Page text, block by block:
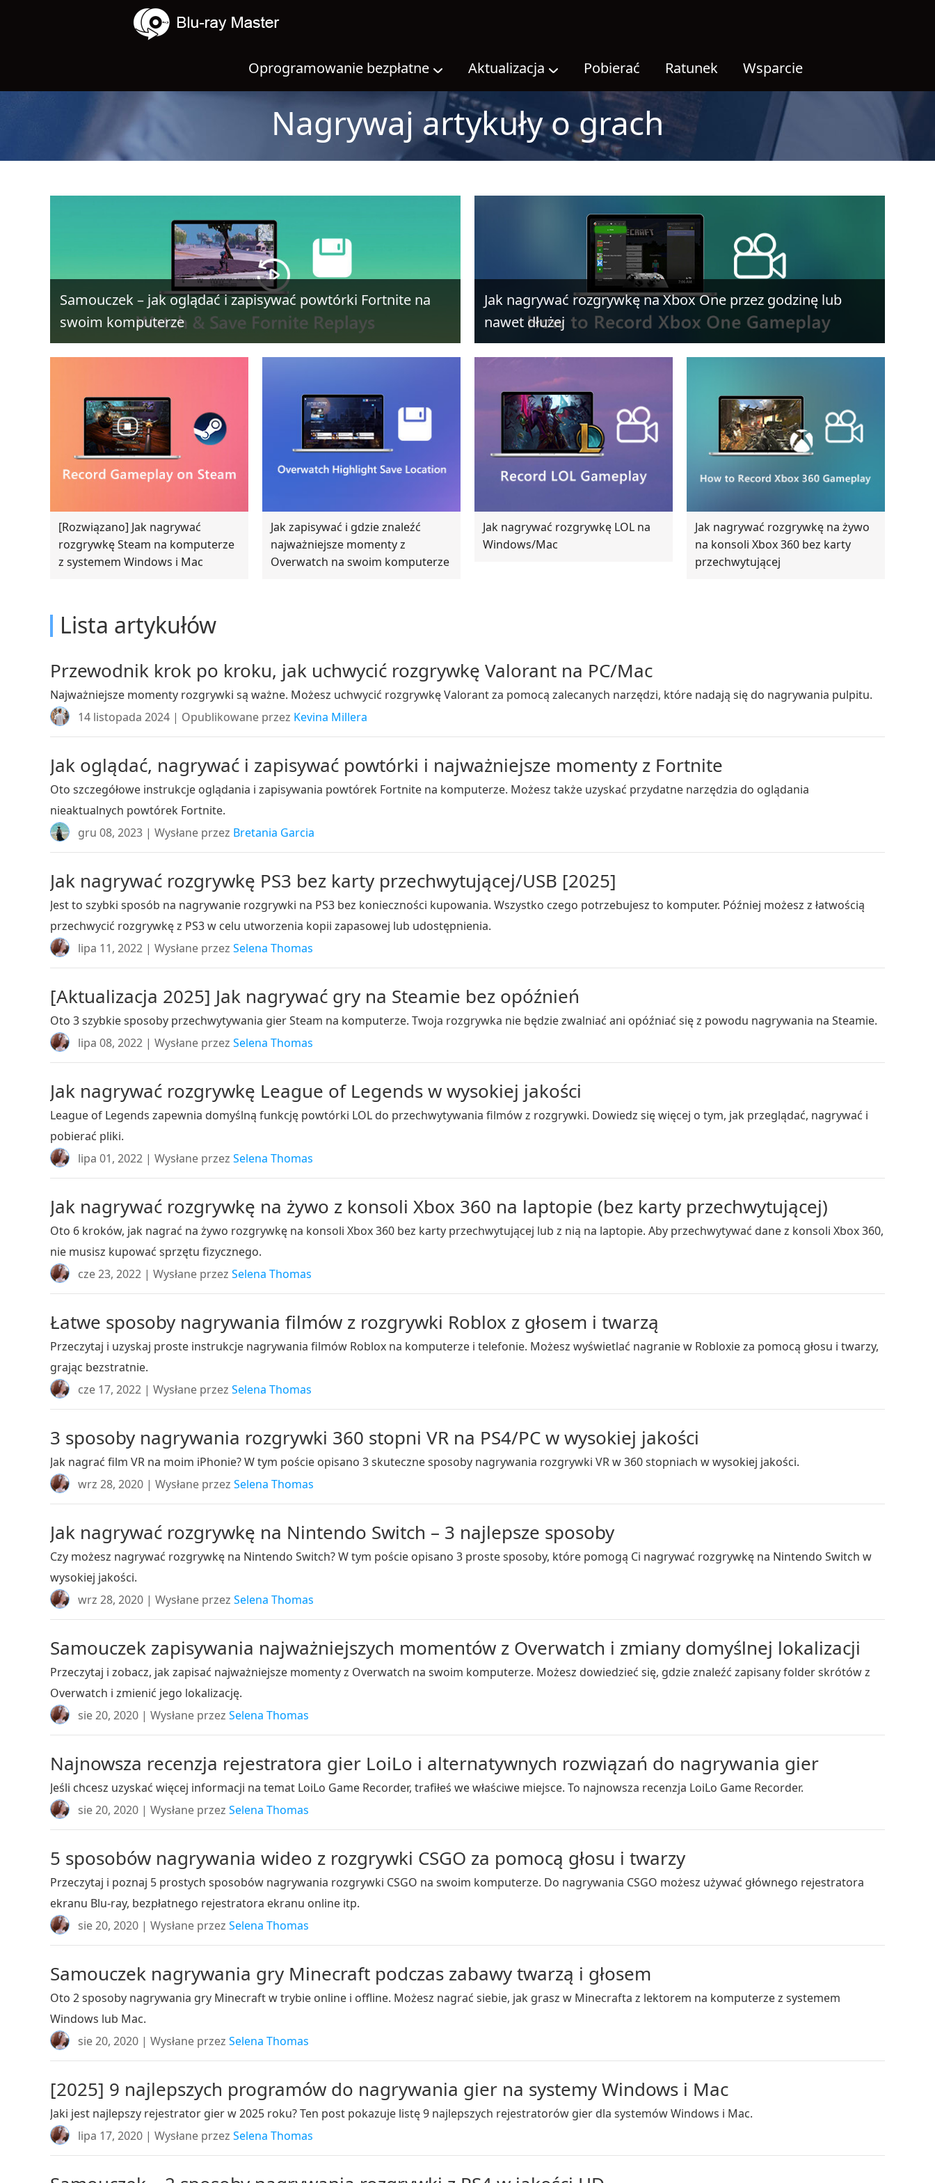
Oprogramowanie bezpłatne Aktualizacja Pobierać Ratunek Wsparcie
Nagrywaj artykuły o grach
Samouczek – jak oglądać i zapisywać powtórki Fortnite na
swoim komputerze
Jak nagrywać rozgrywkę na Xbox One przez godzinę lub
nawet dłużej
[Rozwiązano] Jak nagrywać
rozgrywkę Steam na komputerze
z systemem Windows i Mac
Jak zapisywać i gdzie znaleźć
najważniejsze momenty z
Overwatch na swoim komputerze
Jak nagrywać rozgrywkę LOL na
Windows/Mac
Jak nagrywać rozgrywkę na żywo
na konsoli Xbox 360 bez karty
przechwytującej
Lista artykułów
Przewodnik krok po kroku, jak uchwycić rozgrywkę Valorant na PC/Mac
Najważniejsze momenty rozgrywki są ważne. Możesz uchwycić rozgrywkę Valorant za pomocą zalecanych narzędzi, które nadają się do nagrywania pulpitu.
14 listopada 2024 | Opublikowane przez Kevina Millera
Jak oglądać, nagrywać i zapisywać powtórki i najważniejsze momenty z Fortnite
Oto szczegółowe instrukcje oglądania i zapisywania powtórek Fortnite na komputerze. Możesz także uzyskać przydatne narzędzia do oglądania
nieaktualnych powtórek Fortnite.
gru 08, 2023 | Wysłane przez Bretania Garcia
Jak nagrywać rozgrywkę PS3 bez karty przechwytującej/USB [2025]
Jest to szybki sposób na nagrywanie rozgrywki na PS3 bez konieczności kupowania. Wszystko czego potrzebujesz to komputer. Później możesz z łatwością
przechwycić rozgrywkę z PS3 w celu utworzenia kopii zapasowej lub udostępnienia.
lipa 11, 2022 | Wysłane przez Selena Thomas
[Aktualizacja 2025] Jak nagrywać gry na Steamie bez opóźnień
Oto 3 szybkie sposoby przechwytywania gier Steam na komputerze. Twoja rozgrywka nie będzie zwalniać ani opóźniać się z powodu nagrywania na Steamie.
lipa 08, 2022 | Wysłane przez Selena Thomas
Jak nagrywać rozgrywkę League of Legends w wysokiej jakości
League of Legends zapewnia domyślną funkcję powtórki LOL do przechwytywania filmów z rozgrywki. Dowiedz się więcej o tym, jak przeglądać, nagrywać i
pobierać pliki.
lipa 01, 2022 | Wysłane przez Selena Thomas
Jak nagrywać rozgrywkę na żywo z konsoli Xbox 360 na laptopie (bez karty przechwytującej)
Oto 6 kroków, jak nagrać na żywo rozgrywkę na konsoli Xbox 360 bez karty przechwytującej lub z nią na laptopie. Aby przechwytywać dane z konsoli Xbox 360,
nie musisz kupować sprzętu fizycznego.
cze 23, 2022 | Wysłane przez Selena Thomas
Łatwe sposoby nagrywania filmów z rozgrywki Roblox z głosem i twarzą
Przeczytaj i uzyskaj proste instrukcje nagrywania filmów Roblox na komputerze i telefonie. Możesz wyświetlać nagranie w Robloxie za pomocą głosu i twarzy,
grając bezstratnie.
cze 17, 2022 | Wysłane przez Selena Thomas
3 sposoby nagrywania rozgrywki 360 stopni VR na PS4/PC w wysokiej jakości
Jak nagrać film VR na moim iPhonie? W tym poście opisano 3 skuteczne sposoby nagrywania rozgrywki VR w 360 stopniach w wysokiej jakości.
wrz 28, 2020 | Wysłane przez Selena Thomas
Jak nagrywać rozgrywkę na Nintendo Switch – 3 najlepsze sposoby
Czy możesz nagrywać rozgrywkę na Nintendo Switch? W tym poście opisano 3 proste sposoby, które pomogą Ci nagrywać rozgrywkę na Nintendo Switch w
wysokiej jakości.
wrz 28, 2020 | Wysłane przez Selena Thomas
Samouczek zapisywania najważniejszych momentów z Overwatch i zmiany domyślnej lokalizacji
Przeczytaj i zobacz, jak zapisać najważniejsze momenty z Overwatch na swoim komputerze. Możesz dowiedzieć się, gdzie znaleźć zapisany folder skrótów z
Overwatch i zmienić jego lokalizację.
sie 20, 2020 | Wysłane przez Selena Thomas
Najnowsza recenzja rejestratora gier LoiLo i alternatywnych rozwiązań do nagrywania gier
Jeśli chcesz uzyskać więcej informacji na temat LoiLo Game Recorder, trafiłeś we właściwe miejsce. To najnowsza recenzja LoiLo Game Recorder.
sie 20, 2020 | Wysłane przez Selena Thomas
5 sposobów nagrywania wideo z rozgrywki CSGO za pomocą głosu i twarzy
Przeczytaj i poznaj 5 prostych sposobów nagrywania rozgrywki CSGO na swoim komputerze. Do nagrywania CSGO możesz używać głównego rejestratora
ekranu Blu-ray, bezpłatnego rejestratora ekranu online itp.
sie 20, 2020 | Wysłane przez Selena Thomas
Samouczek nagrywania gry Minecraft podczas zabawy twarzą i głosem
Oto 2 sposoby nagrywania gry Minecraft w trybie online i offline. Możesz nagrać siebie, jak grasz w Minecrafta z lektorem na komputerze z systemem
Windows lub Mac.
sie 20, 2020 | Wysłane przez Selena Thomas
[2025] 9 najlepszych programów do nagrywania gier na systemy Windows i Mac
Jaki jest najlepszy rejestrator gier w 2025 roku? Ten post pokazuje listę 9 najlepszych rejestratorów gier dla systemów Windows i Mac.
lipa 17, 2020 | Wysłane przez Selena Thomas